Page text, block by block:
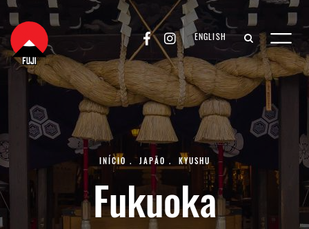
ENGLISH
INÍCIO .JAPÃO . KYUSHU
Fukuoka